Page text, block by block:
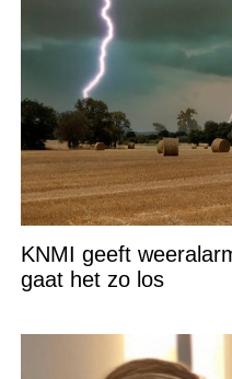
KNMI geeft
gaat het zo los